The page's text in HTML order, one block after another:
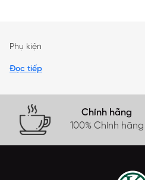
Phụ kiện
Đọc tiếp
Chính hãng
100% Chính hãng